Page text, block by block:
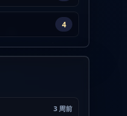
4
3 周前